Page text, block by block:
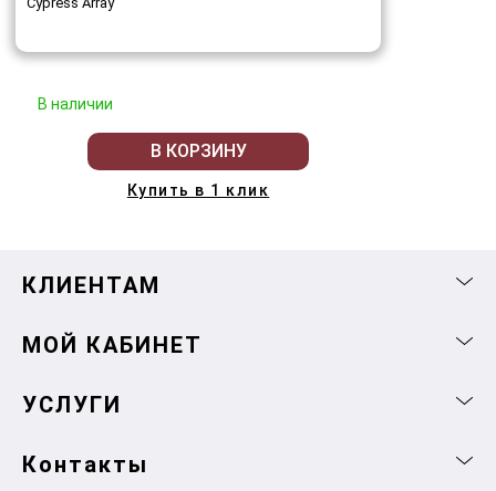
В наличии
В КОРЗИНУ
Купить в 1 клик
КЛИЕНТАМ
МОЙ КАБИНЕТ
УСЛУГИ
Контакты